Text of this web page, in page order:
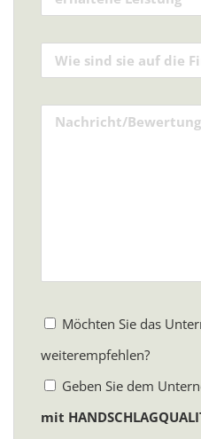
Möchten Sie das
weiterempfehlen?
Geben Sie dem
mit